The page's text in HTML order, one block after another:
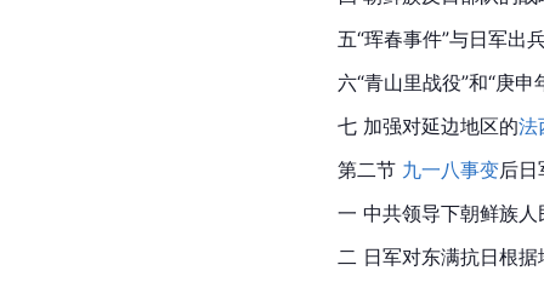
五“珲春事件”与日军出
六“青山里战役”和“庚申
七 加强对延边地区的法
第二节 九一八事变后日
一 中共领导下朝鲜族
二 日军对东满抗日根据